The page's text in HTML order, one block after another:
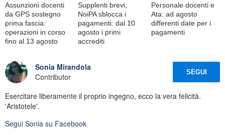
Assunzioni docenti
da GPS sostegno
prima fascia:
operazioni in corso
fino al 13 agosto
Supplenti brevi,
NoiPA sblocca i
pagamenti: dal 10
agosto i primi
accrediti
Personale docenti e
Ata: ad agosto
differenti date per i
pagamenti
Sonia Mirandola
Contributor
SEGUI
Esercitare liberamente il proprio ingegno, ecco la vera felicità.
'Aristotele'.
Segui Sonia su Facebook